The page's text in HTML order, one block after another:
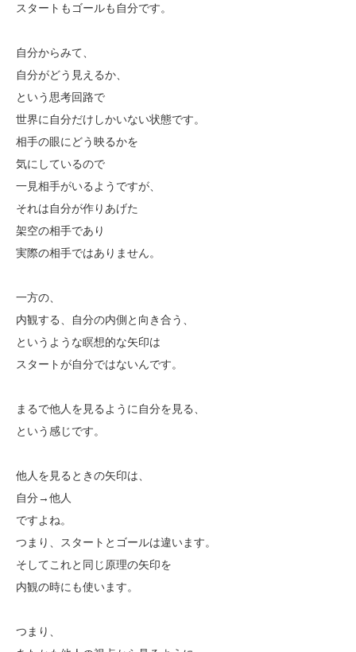
スタートもゴールも自分です。
自分からみて、
自分がどう見えるか、
という思考回路で
世界に自分だけしかいない状態です。
相手の眼にどう映るかを
気にしているので
一見相手がいるようですが、
それは自分が作りあげた
架空の相手であり
実際の相手ではありません。
一方の、
内観する、自分の内側と向き合う、
というような瞑想的な矢印は
スタートが自分ではないんです。
まるで他人を見るように自分を見る、
という感じです。
他人を見るときの矢印は、
自分→他人
ですよね。
つまり、スタートとゴールは違います。
そしてこれと同じ原理の矢印を
内観の時にも使います。
つまり、